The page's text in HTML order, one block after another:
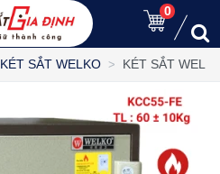
0
KÉT SẮT WELKO KÉT SẮT